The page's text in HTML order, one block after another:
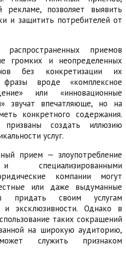
рекламе, позволяет выявить
и защитить потребителей от
приемов
громких и неопределенных
без конкретизации их
фразы вроде «комплексное
или «инновационные
звучат впечатляюще, но на
конкретного содержания.
призваны создать иллюзию
услуг.
прием — злоупотребление
специализированными
компании могут
или даже выдуманные
придать своим услугам
и эксклюзивности. Однако в
таких сокращений
на широкую аудиторию,
служить признаком